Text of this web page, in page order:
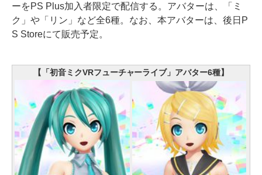
ーをPS Plus加入者限定で配信する。アバターは、「ミ
ク」や「リン」など全6種。なお、本アバターは、後日P
S Storeにて販売予定。
【「初音ミクVRフューチャーライブ」アバター6種】